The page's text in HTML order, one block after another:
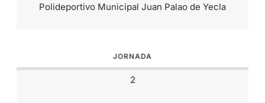
Polideportivo Municipal Juan Palao de Yecla
JORNADA
2